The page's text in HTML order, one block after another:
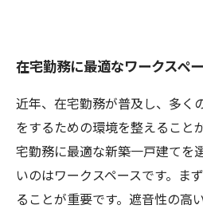
在宅勤務に最適なワークスペ
近年、在宅勤務が普及し、多く
をするための環境を整えること
宅勤務に最適な新築一戸建てを
いのはワークスペースです。ま
ることが重要です。遮音性の高